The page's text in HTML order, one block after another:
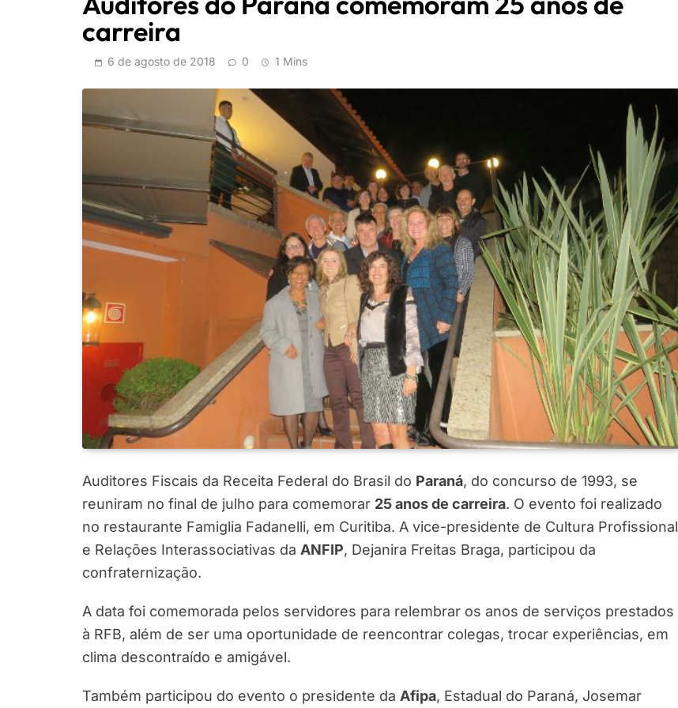
carreira
6 de agosto de 2018 0 1 Mins
Auditores Fiscais da Receita Federal do Brasil do Paraná, do concurso de 1993, se
reuniram no final de julho para comemorar 25 anos de carreira. O evento foi realizado
no restaurante Famiglia Fadanelli, em Curitiba. A vice-presidente de Cultura Profissional
e Relações Interassociativas da ANFIP, Dejanira Freitas Braga, participou da
confraternização.
A data foi comemorada pelos servidores para relembrar os anos de serviços prestados
à RFB, além de ser uma oportunidade de reencontrar colegas, trocar experiências, em
clima descontraído e amigável.
Também participou do evento o presidente da Afipa, Estadual do Paraná, Josemar